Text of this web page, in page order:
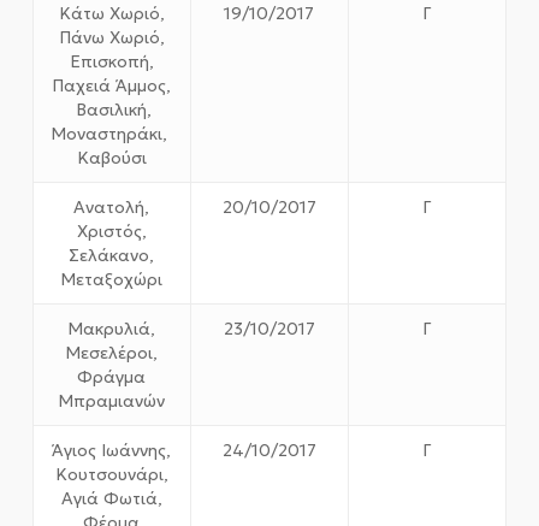
Κάτω Χωριό,
Πάνω Χωριό,
Επισκοπή,
Παχειά Άμμος,
Βασιλική,
Μοναστηράκι,
Καβούσι
19/10/2017 Γ
Ανατολή,
Χριστός,
Σελάκανο,
Μεταξοχώρι
20/10/2017 Γ
Μακρυλιά,
Μεσελέροι,
Φράγμα
Μπραμιανών
23/10/2017 Γ
Άγιος Ιωάννης,
Κουτσουνάρι,
Αγιά Φωτιά,
24/10/2017 Γ